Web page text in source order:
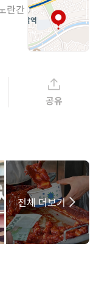
란간
공유
전체 더보기